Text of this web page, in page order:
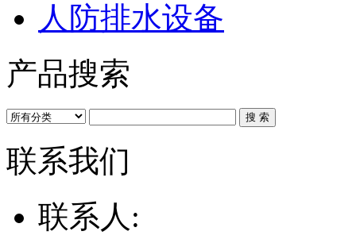
人防排水设备
产品搜索
联系我们
联系人: